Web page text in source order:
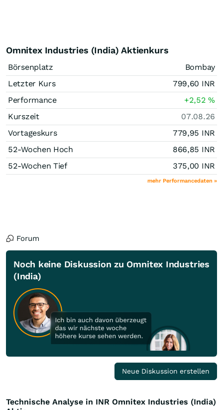
Omnitex Industries (India) Aktienkurs
Börsenplatz
Bombay
Letzter Kurs
799,60 INR
Performance
+2,52%
Kurszeit
07.08.26
Vortageskurs
779,95 INR
52-Wochen Hoch
866,85 INR
52-Wochen Tief
375,00 INR
mehr Performancedaten »
Forum
Noch keine Diskussion zu Omnitex Industries
(India)
Neue Diskussion erstellen
Technische Analyse in INR Omnitex Industries (India)